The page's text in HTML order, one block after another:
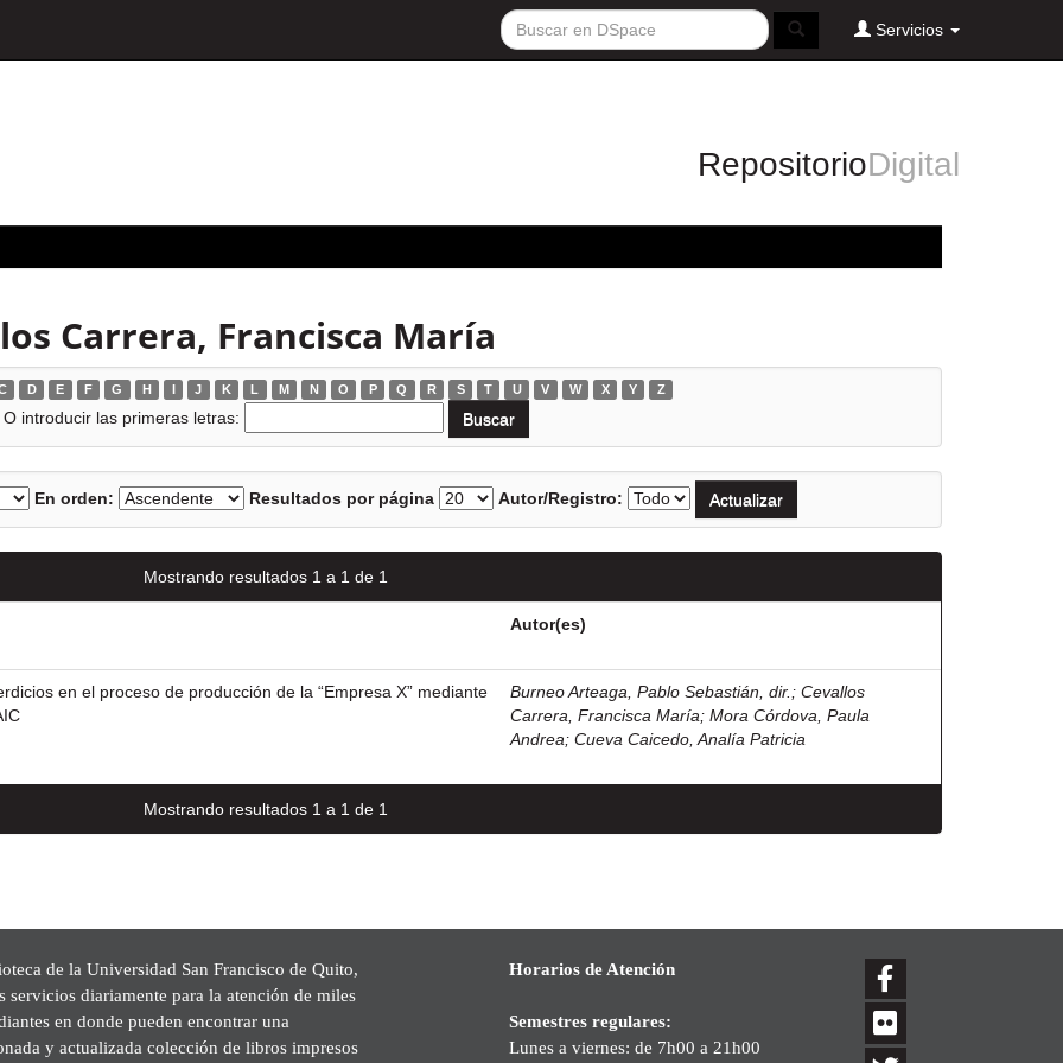
Servicios
RepositorioDigital
Carrera, Francisca María
D E F G H I J K L M N O P Q R S T U V W X Y Z
O introducir las primeras letras:
En orden: Resultados por página Autor/Registro:
Mostrando resultados 1 a 1 de 1
Autor(es)
en el proceso de producción de la “Empresa X” mediante
Burneo Arteaga, Pablo Sebastián, dir. ; Cevallos
Carrera, Francisca María; Mora Córdova, Paula
Andrea; Cueva Caicedo, Analía Patricia
Mostrando resultados 1 a 1 de 1
de la Universidad San Francisco de Quito,
servicios diariamente para la atención de miles
en donde pueden encontrar una
y actualizada colección de libros impresos
Horarios de Atención
Semestres regulares:
Lunes a viernes: de 7h00 a 21h00